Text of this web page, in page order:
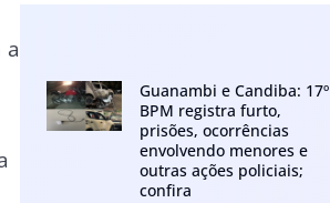
a
Guanambi e Candiba: 17º
BPM registra furto,
prisões, ocorrências
envolvendo menores e
outras ações policiais;
confira